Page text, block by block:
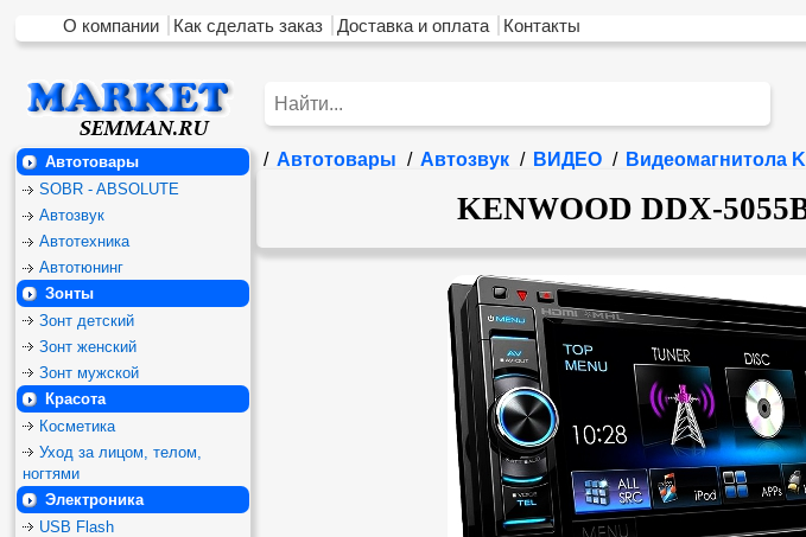
О компании Как сделать заказ Доставка и оплата Контакты
Автотовары
SOBR - ABSOLUTE
Автозвук
Автотехника
Автотюнинг
Зонты
Зонт детский
Зонт женский
Зонт мужской
Красота
Косметика
Уход за лицом, телом,
ногтями
Электроника
USB Flash
/ Автотовары / Автозвук / ВИДЕО / Видеомагнитола
KENWOOD DDX-